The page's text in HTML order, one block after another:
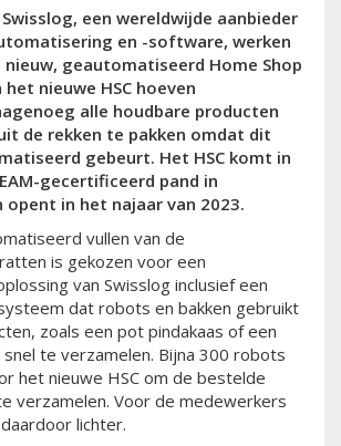
een wereldwijde aanbieder
en -software, werken
nieuw, geautomatiseerd Home Shop
het nieuwe HSC hoeven
alle houdbare producten
de rekken te pakken omdat dit
gebeurt. Het HSC komt in
gecertificeerd pand in
opent in het najaar van 2023.
vullen van de
is gekozen voor een
van Swisslog inclusief een
dat robots en bakken gebruikt
zoals een pot pindakaas of een
te verzamelen. Bijna 300 robots
het nieuwe HSC om de bestelde
verzamelen. Voor de medewerkers
lichter.